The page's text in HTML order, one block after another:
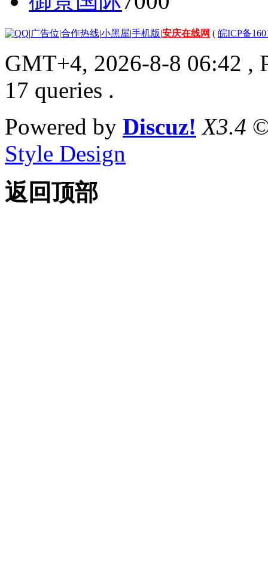
|广告位|合作热线|小黑屋|手机版|安庆在线网 ( 皖ICP备
GMT+4, 2026-8-8 06:42 ,
17 queries .
Powered by Discuz! X3.4
Style Design
返回顶部